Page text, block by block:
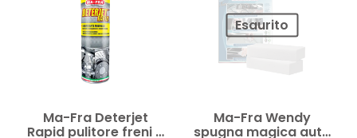
Ma-Fra Deterjet
Rapid pulitore freni e
Esaurito
Ma-Fra Wendy
spugna magica auto